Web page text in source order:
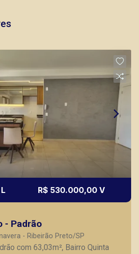
R$ 530.000,00 V
- Padrão
- Ribeirão Preto/SP
com 63,03m², Bairro Quinta